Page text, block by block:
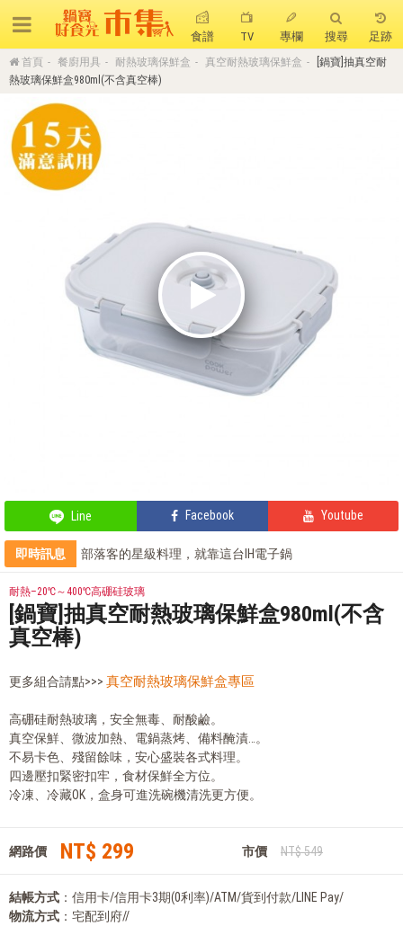
食譜 TV 專欄 搜尋 足跡
首頁 餐廚用具 耐熱玻璃保鮮盒 真空耐熱玻璃保鮮盒
[鍋寶]抽真空耐
熱玻璃保鮮盒980ml(不含真空棒)
Line Facebook Youtube
即時訊息
部落客的星級料理，就靠這台IH電子鍋
部落客的氣炸私房菜，不藏私分享
部落客的電鍋料理，蒸的很簡單
耐熱–20℃～400℃高硼硅玻璃
[鍋寶]抽真空耐熱玻璃保鮮盒980ml(不含
真空棒)
更多組合請點>>> 真空耐熱玻璃保鮮盒專區
高硼硅耐熱玻璃，安全無毒、耐酸鹼。
真空保鮮、微波加熱、電鍋蒸烤、備料醃漬…。
不易卡色、殘留餘味，安心盛裝各式料理。
四邊壓扣緊密扣牢，食材保鮮全方位。
冷凍、冷藏OK，盒身可進洗碗機清洗更方便。
網路價 NT$ 299 市價 NT$ 549
結帳方式 ：信用卡/信用卡3期(0利率)/ATM/貨到付款/LINE Pay/
物流方式 ：宅配到府//
熱門搜尋
聚油不沾鍋
金鑽不沾鍋